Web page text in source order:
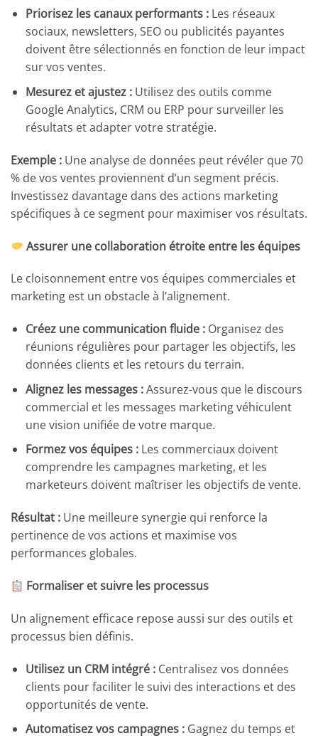
Priorisez les canaux performants :Les réseaux
sociaux, newsletters, SEO ou publicités payantes
doivent être sélectionnés en fonction de leur impact
sur vos ventes.
Mesurez et ajustez :Utilisez des outils comme
Google Analytics, CRM ou ERP pour surveiller les
résultats et adapter votre stratégie.
Exemple : Une analyse de données peut révéler que 70
% de vos ventes proviennent d’un segment précis.
Investissez davantage dans des actions marketing
spécifiques à ce segment pour maximiser vos résultats.
Assurer une collaboration étroite entre les équipes
Le cloisonnement entre vos équipes commerciales et
marketing est un obstacle à l’alignement.
Créez une communication fluide :Organisez des
réunions régulières pour partager les objectifs, les
données clients et les retours du terrain.
Alignez les messages :Assurez-vous que le discours
commercial et les messages marketing véhiculent
une vision unifiée de votre marque.
Formez vos équipes :Les commerciaux doivent
comprendre les campagnes marketing, et les
marketeurs doivent maîtriser les objectifs de vente.
Résultat : Une meilleure synergie qui renforce la
pertinence de vos actions et maximise vos
performances globales.
Formaliser et suivre les processus
Un alignement efficace repose aussi sur des outils et
processus bien définis.
Utilisez un CRM intégré :Centralisez vos données
clients pour faciliter le suivi des interactions et des
opportunités de vente.
Automatisez vos campagnes :Gagnez du temps et